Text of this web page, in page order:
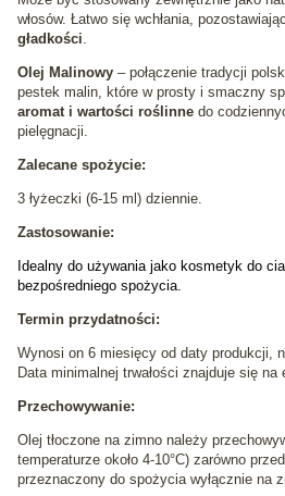
włosów. Łatwo się wchłania,
gładkości
Olej Malinowy – połączenie tradycji
pestek malin, które w prosty i smaczny
aromat i wartości roślinne do
pielęgnacji.
Zalecane spożycie:
3 łyżeczki (6-15 ml) dziennie.
Zastosowanie:
Idealny do używania jako kosmetyk do
bezpośredniego spożycia.
Termin przydatności:
Wynosi on 6 miesięcy od daty produkcji,
Data minimalnej trwałości znajduje się na
Przechowywanie:
Olej tłoczone na zimno należy
temperaturze około 4-10°C) zarówno
przeznaczony do spożycia wyłącznie na